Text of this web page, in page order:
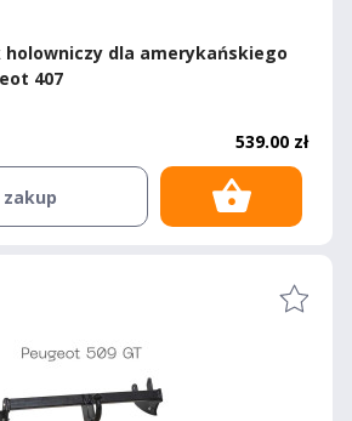
holowniczy dla amerykańskiego
407
539.00 zł
zakup